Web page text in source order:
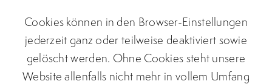
Cookies können in den Browser-Einstellungen
jederzeit ganz oder teilweise deaktiviert sowie
gelöscht werden. Ohne Cookies steht unsere
Website allenfalls nicht mehr in vollem Umfang